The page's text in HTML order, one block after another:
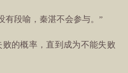
有段喻，秦湛不会参与。”
的概率，直到成为不能失败